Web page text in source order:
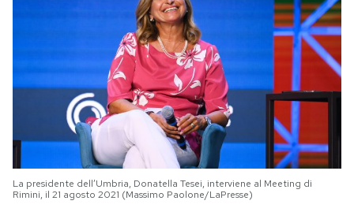
La presidente dell’Umbria, Donatella Tesei, interviene al Meeting di
Rimini, il 21 agosto 2021 (Massimo Paolone/LaPresse)